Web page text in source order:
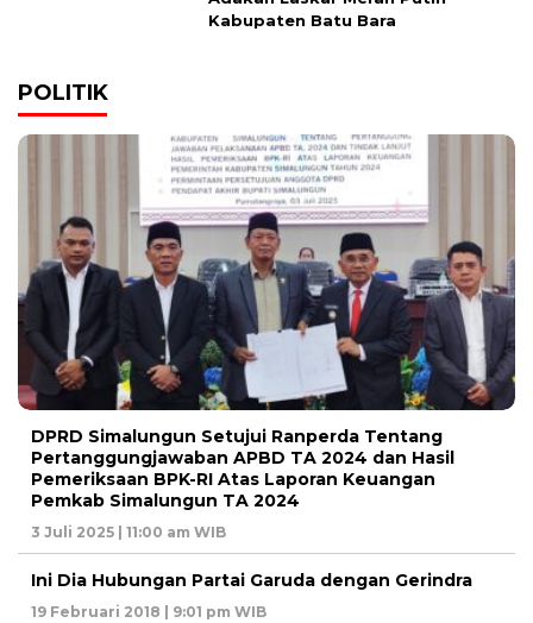
Kabupaten Batu Bara
POLITIK
DPRD Simalungun Setujui Ranperda Tentang
Pertanggungjawaban APBD TA 2024 dan Hasil
Pemeriksaan BPK-RI Atas Laporan Keuangan
Pemkab Simalungun TA 2024
3 Juli 2025 | 11:00 am WIB
Ini Dia Hubungan Partai Garuda dengan Gerindra
19 Februari 2018 | 9:01 pm WIB